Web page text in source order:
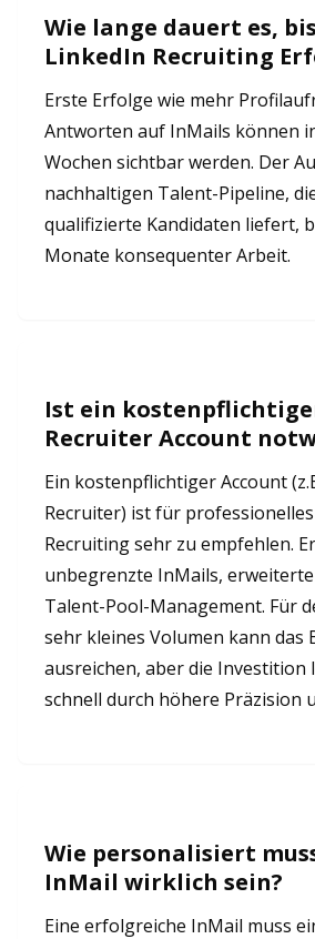
Wie lange dauert es,
LinkedIn Recruiting
Erste Erfolge wie mehr
Antworten auf InMails können
Wochen sichtbar werden. Der
nachhaltigen Talent-Pipeline,
qualifizierte Kandidaten liefert,
Monate konsequenter Arbeit.
Ist ein
Recruiter Account
Ein kostenpflichtiger Account
Recruiter) ist für professionelles
Recruiting sehr zu empfehlen.
unbegrenzte InMails,
Talent-Pool-Management. Für
sehr kleines Volumen kann das
ausreichen, aber die Investition
schnell durch höhere Präzision
Wie personalisiert
InMail wirklich sein?
Eine erfolgreiche InMail muss